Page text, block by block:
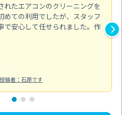
れたエアコンのクリーニングを
めての利用でしたが、スタッフ
で安心して任せられました。作
投稿者：石原です